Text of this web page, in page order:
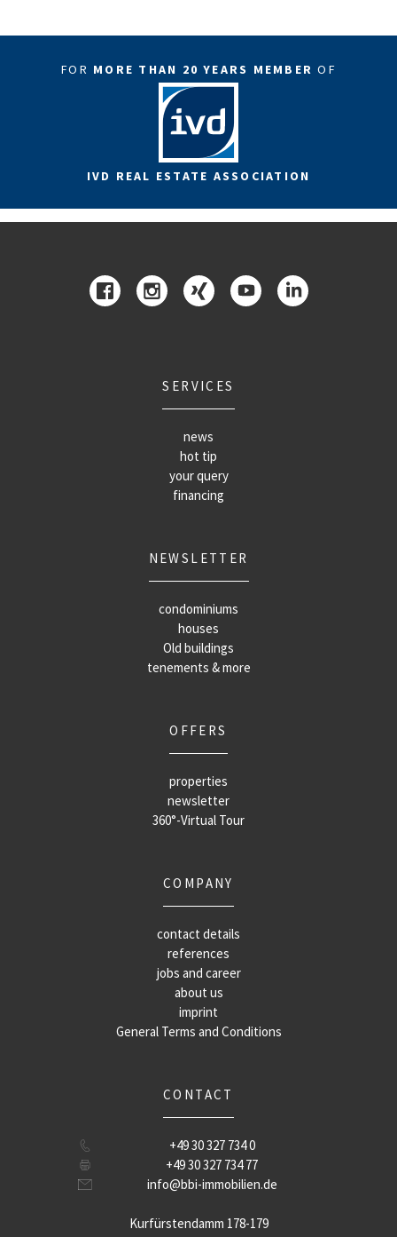
FOR MORE THAN 20 YEARS MEMBEROF
IVD REAL ESTATE ASSOCIATION
SERVICES
news
hot tip
your query
financing
NEWSLETTER
condominiums
houses
Old buildings
tenements & more
OFFERS
properties
newsletter
360°-Virtual Tour
COMPANY
contact details
references
jobs and career
about us
imprint
General Terms and Conditions
CONTACT
+49 30 327 734 0
+49 30 327 734 77
info@bbi-immobilien.de
Kurfürstendamm 178-179